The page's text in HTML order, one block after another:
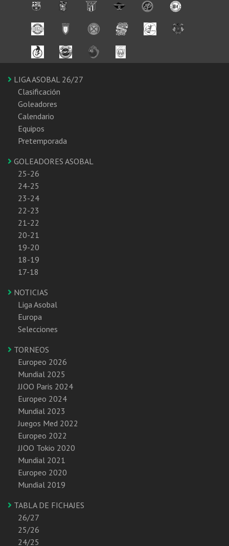
LIGA ASOBAL 26/27
Clasificación
Goleadores
Calendario
Equipos
Pretemporada
GOLEADORES ASOBAL
25-26
24-25
23-24
22-23
21-22
20-21
19-20
18-19
17-18
NOTICIAS
Liga Asobal
Europa
Selecciones
TORNEOS
Europeo 2026
Mundial 2025
JJOO Paris 2024
Europeo 2024
Mundial 2023
Juegos Med 2022
Europeo 2022
JJOO Tokio 2020
Mundial 2021
Europeo 2020
Mundial 2019
TABLA DE FICHAJES
26/27
25/26
24/25